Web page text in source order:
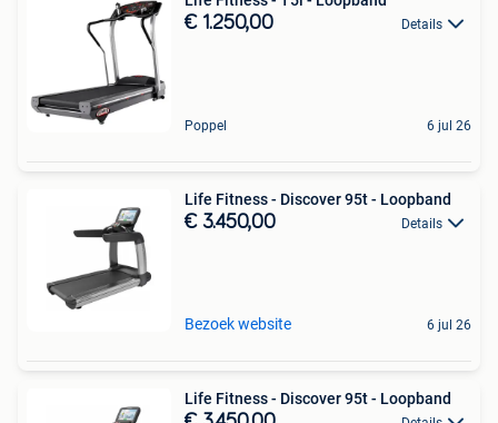
€ 1.250,00 Details
Poppel 6 jul 26
Life Fitness - Discover 95t - Loopband
€ 3.450,00 Details
Bezoek website 6 jul 26
Life Fitness - Discover 95t - Loopband